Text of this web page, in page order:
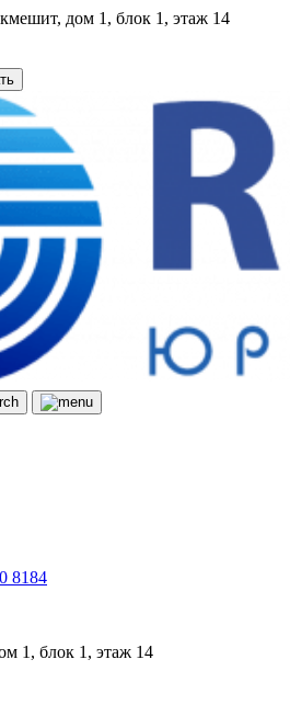
дом 1, блок 1, этаж 14
8184
1, блок 1, этаж 14